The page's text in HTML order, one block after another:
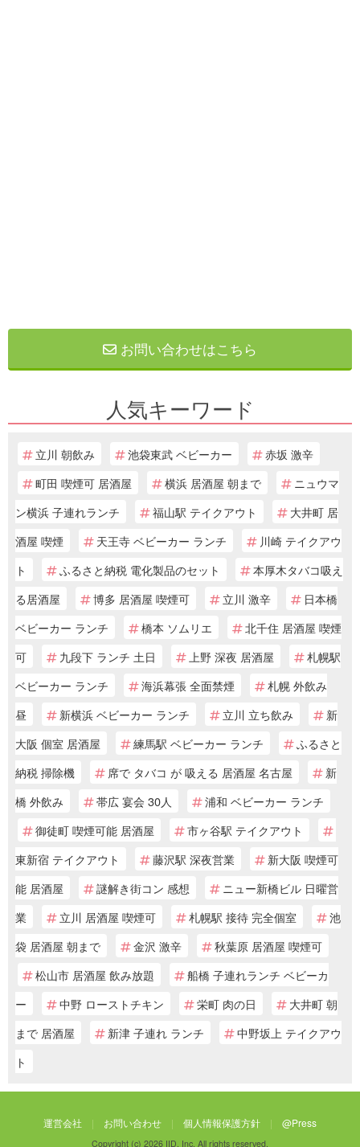
お問い合わせはこちら
人気キーワード
立川 朝飲み 池袋東武 ベビーカー
赤坂 激辛
町田 喫煙可 居酒屋
横浜 居酒屋 朝まで
ニュウマ
ン横浜 子連れランチ
福山駅 テイクアウト
大井町 居
酒屋 喫煙
天王寺 ベビーカー ランチ
川崎 テイクアウ
ト
ふるさと納税 電化製品のセット
本厚木タバコ吸え
る居酒屋
博多 居酒屋 喫煙可 立川 激辛
日本橋
ベビーカー ランチ
橋本 ソムリエ
北千住 居酒屋 喫煙
可
九段下 ランチ 土日 上野 深夜 居酒屋
札幌駅
ベビーカー ランチ
海浜幕張 全面禁煙
札幌 外飲み
昼
新横浜 ベビーカー ランチ 立川 立ち飲み
新
大阪 個室 居酒屋
練馬駅 ベビーカー ランチ
ふるさと
納税 掃除機
席で タバコ が 吸える 居酒屋 名古屋
新
橋 外飲み
帯広 宴会 30人
浦和 ベビーカー ランチ
御徒町 喫煙可能 居酒屋
市ヶ谷駅 テイクアウト
東新宿 テイクアウト
藤沢駅 深夜営業
新大阪 喫煙可
能 居酒屋
謎解き街コン 感想
ニュー新橋ビル 日曜営
業
立川 居酒屋 喫煙可 札幌駅 接待 完全個室
池
袋 居酒屋 朝まで
金沢 激辛
秋葉原 居酒屋 喫煙可
松山市 居酒屋 飲み放題
船橋 子連れランチ ベビーカ
ー
中野 ローストチキン 栄町 肉の日
大井町 朝
まで 居酒屋
新津 子連れ ランチ
中野坂上 テイクアウ
ト
運営会社 お問い合わせ 個人情報保護方針 @Press
Copyright (c) 2026 IID, Inc. All rights reserved.